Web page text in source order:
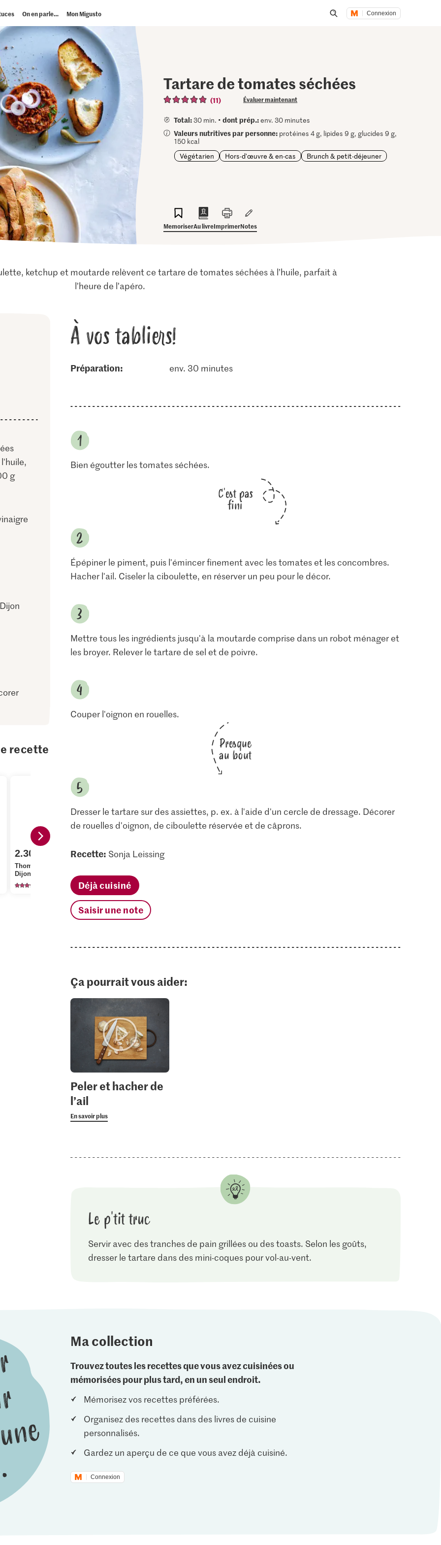
On en parle… Mon Migusto Connexion
Tartare de tomates séchées
(11) Évaluer maintenant
Total: 30 min. •dont prép.:env. 30 minutes
Valeurs nutritives par personne: protéines 4 g, lipides 9 g, glucides 9 g,
150 kcal
Végétarien
Hors-d'œuvre & en-cas Brunch & petit-déjeuner
MemoriserAu livreImprimerNotes
ketchup et moutarde relèvent ce tartare de tomates séchées à l’huile, parfait à
l’heure de l’apéro.
g
recette
2.30
Thomy Moutarde de
Dijon
Migros Ciboulette
663
À vos tabliers!
Préparation: env. 30 minutes
Bien égoutter les tomates séchées.
C'est pas
fini
Épépiner le piment, puis l'émincer finement avec les tomates et les concombres.
Hacher l'ail. Ciseler la ciboulette, en réserver un peu pour le décor.
Mettre tous les ingrédients jusqu'à la moutarde comprise dans un robot ménager et
les broyer. Relever le tartare de sel et de poivre.
Couper l'oignon en rouelles.
Presque
au bout
Dresser le tartare sur des assiettes, p. ex. à l'aide d'un cercle de dressage. Décorer
de rouelles d'oignon, de ciboulette réservée et de câprons.
Recette: Sonja Leissing
Déjà cuisiné
Saisir une note
Ça pourrait vous aider:
Peler et hacher de
l’ail
En savoir plus
Le p'tit truc
Servir avec des tranches de pain grillées ou des toasts. Selon les goûts,
dresser le tartare dans des mini-coques pour vol-au-vent.
Ma collection
Trouvez toutes les recettes que vous avez cuisinées ou
mémorisées pour plus tard, en un seul endroit.
Mémorisez vos recettes préférées.
Organisez des recettes dans des livres de cuisine
personnalisés.
Gardez un aperçu de ce que vous avez déjà cuisiné.
Connexion